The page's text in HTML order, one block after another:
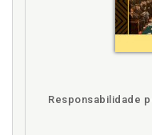
Responsabilidade